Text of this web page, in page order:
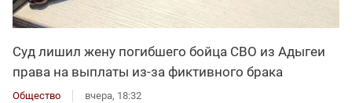
Суд лишил жену погибшего бойца СВО из Адыгеи
права на выплаты из-за фиктивного брака
Общество вчера, 18:32